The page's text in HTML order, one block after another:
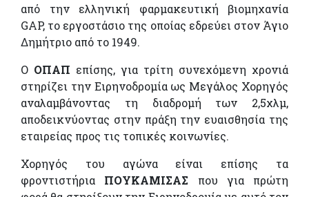
από την ελληνική φαρμακευτική βιομηχανία
GAP, το εργοστάσιο της οποίας εδρεύει στον Άγιο
Δημήτριο από το 1949.
Ο ΟΠΑΠ επίσης, για τρίτη συνεχόμενη χρονιά
στηρίζει την Ειρηνοδρομία ως Μεγάλος Χορηγός
αναλαμβάνοντας τη διαδρομή των 2,5χλμ,
αποδεικνύοντας στην πράξη την ευαισθησία της
εταιρείας προς τις τοπικές κοινωνίες.
Χορηγός του αγώνα είναι επίσης τα
φροντιστήρια ΠΟΥΚΑΜΙΣΑΣ που για πρώτη